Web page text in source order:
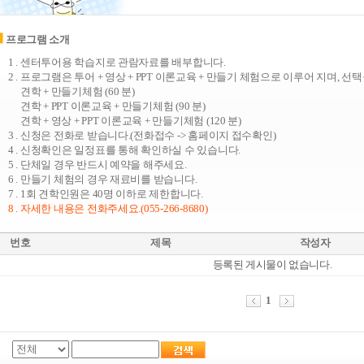
프로그램 소개
1 . 센터투어용 학습지로 관람자료를 배부합니다.
2 . 프로그램은 투어 + 영상 + PPT 이론교육 + 만들기 체험으로 이루어 지며, 선
견학 + 만들기체험 (60 분)
견학 + PPT 이론교육 + 만들기체험 (90 분)
견학 + 영상 + PPT 이론교육 + 만들기체험 (120 분)
3 . 신청은 전화로 받습니다.(전화접수 -> 홈페이지 접수확인)
4 . 신청확인은 일정표를 통해 확인하실 수 있습니다.
5 . 단체일 경우 반드시 예약을 해주세요.
6 . 만들기 체험의 경우 재료비를 받습니다.
7 . 1회 견학인원은 40명 이하로 제한합니다.
8 . 자세한 내용은 전화주세요.(055-266-8680)
번호 제목
작성자
등록된 게시물이 없습니다.
1